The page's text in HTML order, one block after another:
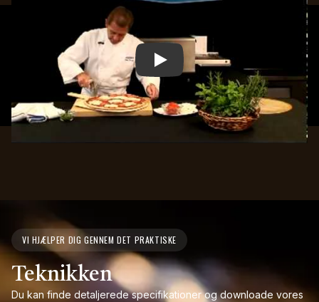
Play
VI HJÆLPER DIG GENNEM DET PRAKTISKE
Teknikken
Du kan finde detaljerede specifikationer og downloade vores